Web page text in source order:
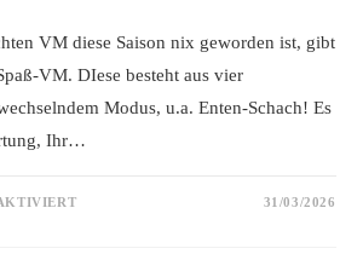
VM diese Saison nix geworden ist, gibt
VM. DIese besteht aus vier
Modus, u.a. Enten-Schach! Es
Ihr…
FÜR
31/03/2026